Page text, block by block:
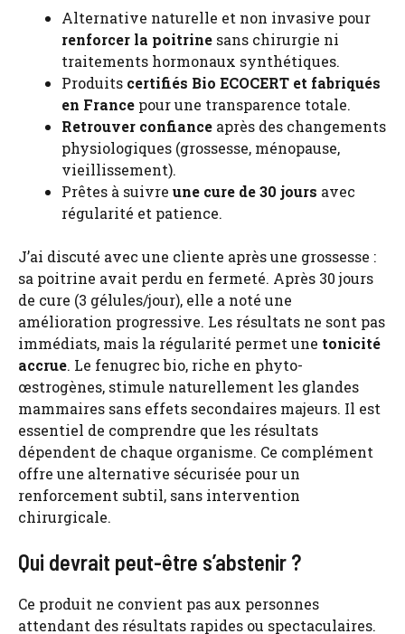
Alternative naturelle et non invasive pour
renforcer la poitrine sans chirurgie ni
traitements hormonaux synthétiques.
Produits certifiés Bio ECOCERT et fabriqués
en France pour une transparence totale.
Retrouver confiance après des changements
physiologiques (grossesse, ménopause,
vieillissement).
Prêtes à suivre une cure de 30 jours avec
régularité et patience.
J’ai discuté avec une cliente après une grossesse :
sa poitrine avait perdu en fermeté. Après 30 jours
de cure (3 gélules/jour), elle a noté une
amélioration progressive. Les résultats ne sont pas
immédiats, mais la régularité permet une tonicité
accrue. Le fenugrec bio, riche en phyto-
œstrogènes, stimule naturellement les glandes
mammaires sans effets secondaires majeurs. Il est
essentiel de comprendre que les résultats
dépendent de chaque organisme. Ce complément
offre une alternative sécurisée pour un
renforcement subtil, sans intervention
chirurgicale.
Qui devrait peut-être s’abstenir ?
Ce produit ne convient pas aux personnes
attendant des résultats rapides ou spectaculaires.